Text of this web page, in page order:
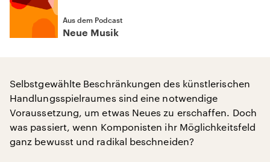
Aus dem Podcast
Neue Musik
Selbstgewählte Beschränkungen des künstlerischen
Handlungsspielraumes sind eine notwendige
Voraussetzung, um etwas Neues zu erschaffen. Doch
was passiert, wenn Komponisten ihr Möglichkeitsfeld
ganz bewusst und radikal beschneiden?